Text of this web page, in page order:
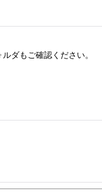
ダもご確認ください。